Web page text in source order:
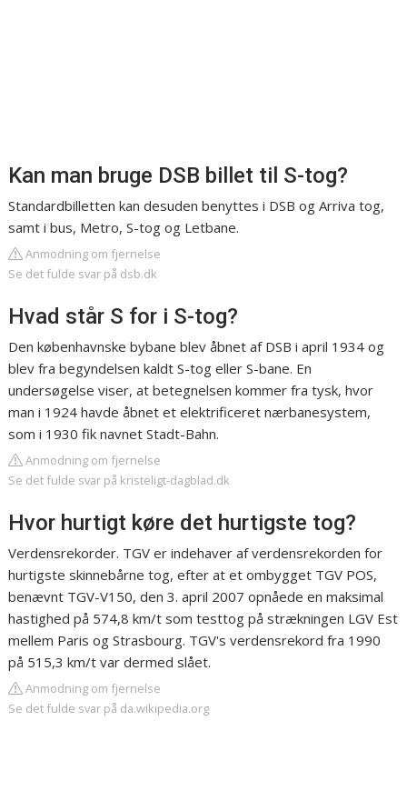
Kan man bruge DSB billet til S-tog?
Standardbilletten kan desuden benyttes i DSB og Arriva tog,
samt i bus, Metro, S-tog og Letbane.
Anmodning om fjernelse
Se det fulde svar på dsb.dk
Hvad står S for i S-tog?
Den københavnske bybane blev åbnet af DSB i april 1934 og
blev fra begyndelsen kaldt S-tog eller S-bane. En
undersøgelse viser, at betegnelsen kommer fra tysk, hvor
man i 1924 havde åbnet et elektrificeret nærbanesystem,
som i 1930 fik navnet Stadt-Bahn.
Anmodning om fjernelse
Se det fulde svar på kristeligt-dagblad.dk
Hvor hurtigt køre det hurtigste tog?
Verdensrekorder. TGV er indehaver af verdensrekorden for
hurtigste skinnebårne tog, efter at et ombygget TGV POS,
benævnt TGV-V150, den 3. april 2007 opnåede en maksimal
hastighed på 574,8 km/t som testtog på strækningen LGV Est
mellem Paris og Strasbourg. TGV's verdensrekord fra 1990
på 515,3 km/t var dermed slået.
Anmodning om fjernelse
Se det fulde svar på da.wikipedia.org